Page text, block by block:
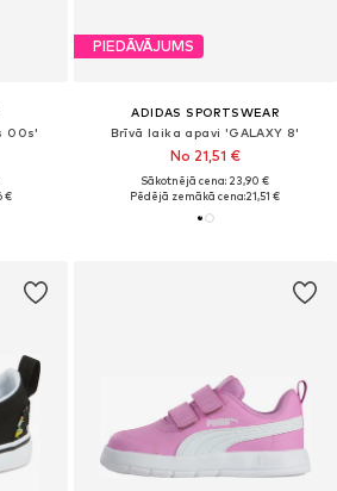
00s'
€
PIEDĀVĀJUMS
ADIDAS SPORTSWEAR
Brīvā laika apavi 'GALAXY 8'
No 21,51 €
Sākotnējā cena: 23,90 €
Pēdējā zemākā cena:21,51 €